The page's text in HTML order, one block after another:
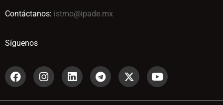
Contáctanos: istmo@ipade.mx
Síguenos